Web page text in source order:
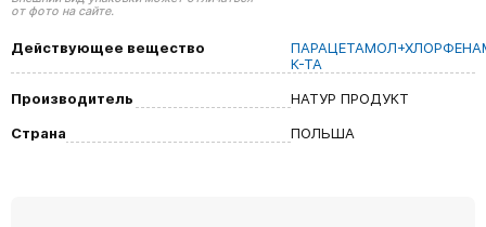
от фото на сайте.
Действующее вещество
К-ТА
Производитель
НАТУР ПРОДУКТ
Страна
ПОЛЬША